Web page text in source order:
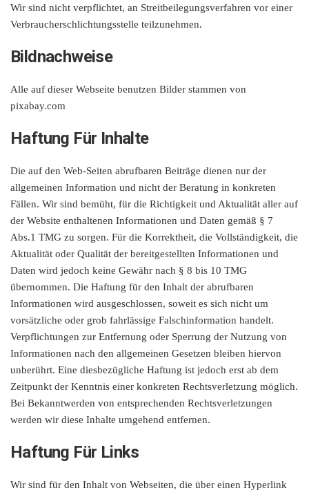
Wir sind nicht verpflichtet, an Streitbeilegungsverfahren vor einer
Verbraucherschlichtungsstelle teilzunehmen.
Bildnachweise
Alle auf dieser Webseite benutzen Bilder stammen von
pixabay.com
Haftung Für Inhalte
Die auf den Web-Seiten abrufbaren Beiträge dienen nur der
allgemeinen Information und nicht der Beratung in konkreten
Fällen. Wir sind bemüht, für die Richtigkeit und Aktualität aller auf
der Website enthaltenen Informationen und Daten gemäß § 7
Abs.1 TMG zu sorgen. Für die Korrektheit, die Vollständigkeit, die
Aktualität oder Qualität der bereitgestellten Informationen und
Daten wird jedoch keine Gewähr nach § 8 bis 10 TMG
übernommen. Die Haftung für den Inhalt der abrufbaren
Informationen wird ausgeschlossen, soweit es sich nicht um
vorsätzliche oder grob fahrlässige Falschinformation handelt.
Verpflichtungen zur Entfernung oder Sperrung der Nutzung von
Informationen nach den allgemeinen Gesetzen bleiben hiervon
unberührt. Eine diesbezügliche Haftung ist jedoch erst ab dem
Zeitpunkt der Kenntnis einer konkreten Rechtsverletzung möglich.
Bei Bekanntwerden von entsprechenden Rechtsverletzungen
werden wir diese Inhalte umgehend entfernen.
Haftung Für Links
Wir sind für den Inhalt von Webseiten, die über einen Hyperlink